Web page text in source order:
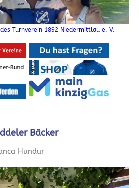
Turnverein 1892 Niedermittlau e. V.
Bäcker
Hundur